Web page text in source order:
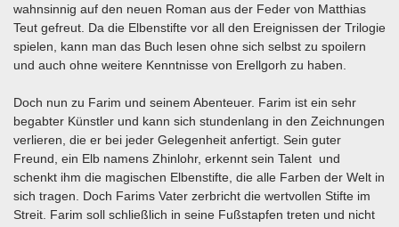
wahnsinnig auf den neuen Roman aus der Feder von Matthias
Teut gefreut. Da die Elbenstifte vor all den Ereignissen der Trilogie
spielen, kann man das Buch lesen ohne sich selbst zu spoilern
und auch ohne weitere Kenntnisse von Erellgorh zu haben.
Doch nun zu Farim und seinem Abenteuer. Farim ist ein sehr
begabter Künstler und kann sich stundenlang in den Zeichnungen
verlieren, die er bei jeder Gelegenheit anfertigt. Sein guter
Freund, ein Elb namens Zhinlohr, erkennt sein Talent und
schenkt ihm die magischen Elbenstifte, die alle Farben der Welt in
sich tragen. Doch Farims Vater zerbricht die wertvollen Stifte im
Streit. Farim soll schließlich in seine Fußstapfen treten und nicht